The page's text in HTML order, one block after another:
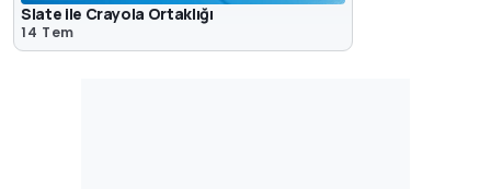
Slate ile Crayola Ortaklığı
14 Tem